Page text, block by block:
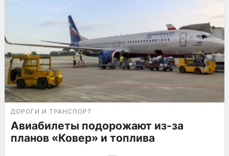
ДОРОГИ И ТРАНСПОРТ
Авиабилеты подорожают из-за
планов «Ковер» и топлива